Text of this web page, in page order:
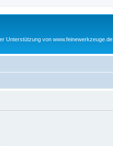
Unterstützung von www.feinewerkzeuge.de